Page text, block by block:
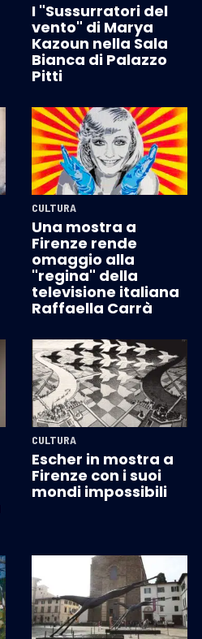
I "Sussurratori del
vento" di Marya
Kazoun nella Sala
Bianca di Palazzo
Pitti
CULTURA
Una mostra a
Firenze rende
omaggio alla
"regina" della
televisione italiana
Raffaella Carrà
CULTURA
Escher in mostra a
Firenze con i suoi
mondi impossibili